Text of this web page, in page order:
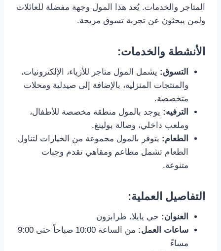
المتاجر والخدمات. يُعد هذا المول وجهة مفضلة للعائلات
ولمن يبحثون عن تجربة تسوق مريحة.
الأنشطة والخدمات:
التسوق: يشمل المول متاجر للأزياء، الإلكترونيات،
والمنتجات المنزلية، بالإضافة إلى صيدلية ومحلات
متخصصة.
الترفيه: يوجد بالمول منطقة مخصصة للأطفال،
وملعب داخلي، وصالة بولينغ.
الطعام: يتوفر بالمول مجموعة من الخيارات لتناول
الطعام تشمل مطاعم ومقاهي تقدم وجبات
متنوعة.
التفاصيل العملية:
العنوان: حي يايلا، طرابزون
ساعات العمل:
من الساعة 10:00 صباحاً حتى 9:00
مساءً